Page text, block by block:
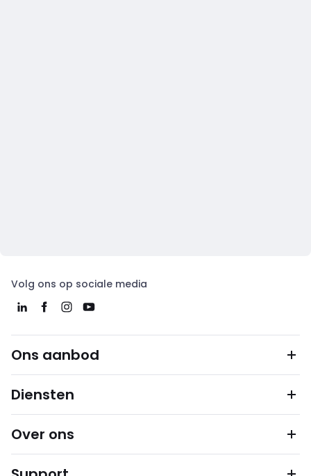
Volg ons op sociale media
Ons aanbod
Diensten
Over ons